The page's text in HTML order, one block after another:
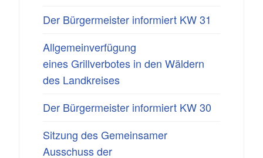
Der Bürgermeister informiert KW 31
Allgemeinverfügung
eines Grillverbotes in den Wäldern
des Landkreises
Der Bürgermeister informiert KW 30
Sitzung des Gemeinsamer
Ausschuss der